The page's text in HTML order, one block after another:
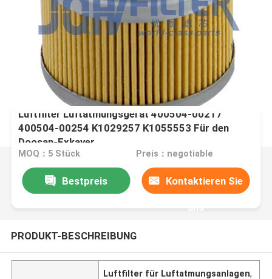
Luftfilter Luftatmungsgerät 400504-00217
400504-00254 K1029257 K1055553 Für den
Doosan-Exkaver
MOQ：5 Stück Preis：negotiable
Bestpreis Kontaktieren Sie
uns
PRODUKT-BESCHREIBUNG
Luftfilter für Luftatmungsanlagen,